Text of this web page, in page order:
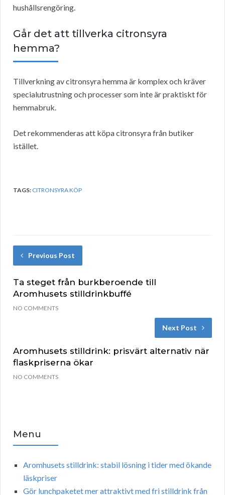
hushållsrengöring.
Går det att tillverka citronsyra
hemma?
Tillverkning av citronsyra hemma är komplex och kräver
specialutrustning och processer som inte är praktiskt för
hemmabruk.
Det rekommenderas att köpa citronsyra från butiker
istället.
TAGS: CITRONSYRA KÖP
Previous Post
Ta steget från burkberoende till
Aromhusets stilldrinkbuffé
NO COMMENTS
Next Post
Aromhusets stilldrink: prisvärt alternativ när
flaskpriserna ökar
NO COMMENTS
Menu
Aromhusets stilldrink: stabil lösning i tider med ökande
läskpriser
Gör lunchpaketet mer attraktivt med fri stilldrink från